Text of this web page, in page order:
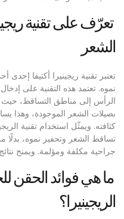
تعرّف على تقنية
الشعر
تعتبر تقنية ريجينيرا أكتيفا
نموه. تعتمد هذه التقنية على
الرأس إلى مناطق التساقط، حيث
بصيلات الشعر الموجودة، وهذا
كثافته. ويمثّل استخدام تقنية
تساقط الشعر وتحفيز نموه، بدلًا
جراحية مكلفة ومؤلمة. ويمنح
ما هي فوائد الحقن
الريجينيرا؟